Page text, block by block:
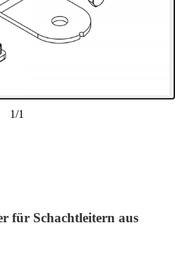
1/1
für Schachtleitern aus